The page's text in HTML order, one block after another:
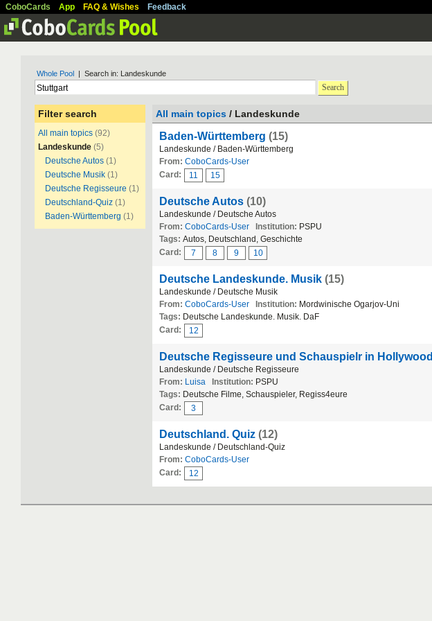
CoboCards App FAQ & Wishes Feedback
Whole Pool | Search in: Landeskunde
Search
Filter search
All main topics (92)
Landeskunde (5)
Deutsche Autos (1)
Deutsche Musik (1)
Deutsche Regisseure (1)
Deutschland-Quiz (1)
Baden-Württemberg (1)
All main topics / Landeskunde
Baden-Württemberg (15)
Landeskunde / Baden-Württemberg
From: CoboCards-User
Card:
11 15
Deutsche Autos (10)
Landeskunde / Deutsche Autos
From: CoboCards-User Institution: PSPU
Tags: Autos, Deutschland, Geschichte
Card:
7 8 9 10
Deutsche Landeskunde. Musik (15)
Landeskunde / Deutsche Musik
From: CoboCards-User Institution: Mordwinische Ogarjov-Uni
Tags: Deutsche Landeskunde. Musik. DaF
Card:
12
Deutsche Regisseure und Schauspielr in Hollywood
Landeskunde / Deutsche Regisseure
From: Luisa Institution: PSPU
Tags: Deutsche Filme, Schauspieler, Regiss4eure
Card:
3
Deutschland. Quiz (12)
Landeskunde / Deutschland-Quiz
From: CoboCards-User
Card:
12